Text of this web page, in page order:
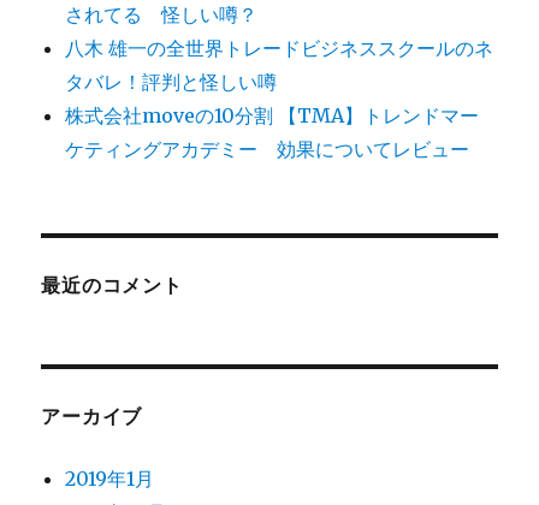
されてる 怪しい噂？
八木 雄一の全世界トレードビジネススクールのネ
タバレ！評判と怪しい噂
株式会社moveの10分割 【TMA】トレンドマー
ケティングアカデミー 効果についてレビュー
最近のコメント
アーカイブ
2019年1月